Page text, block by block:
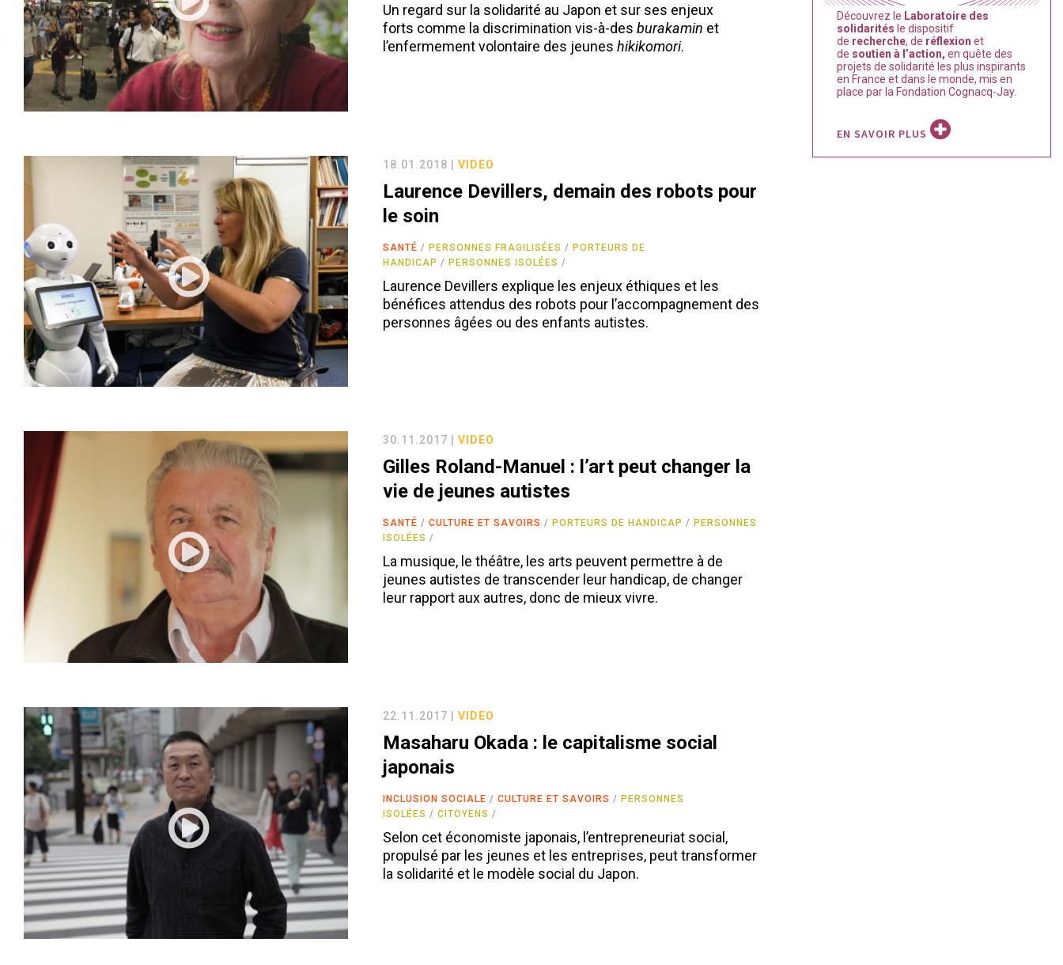
Un regard sur la solidarité au Japon et sur ses enjeux
forts comme la discrimination vis-à-desburakamin et
l’enfermement volontaire des jeuneshikikomori.
18.01.2018 |VIDEO
Laurence Devillers, demain des robots pour
le soin
SANTÉ PERSONNES FRAGILISÉES
PORTEURS DE
HANDICAP
PERSONNES ISOLÉES
Laurence Devillers explique les enjeux éthiques et les
bénéfices attendus des robots pour l’accompagnement des
personnes âgées ou des enfants autistes.
30.11.2017 |VIDEO
Gilles Roland-Manuel : l’art peut changer la
vie de jeunes autistes
SANTÉ CULTURE ET SAVOIRS PORTEURS DE HANDICAP
PERSONNES
ISOLÉES
La musique, le théâtre, les arts peuvent permettre à de
jeunes autistes de transcender leur handicap, de changer
leur rapport aux autres, donc de mieux vivre.
22.11.2017 |VIDEO
Masaharu Okada : le capitalisme social
japonais
INCLUSION SOCIALE CULTURE ET SAVOIRS
PERSONNES
ISOLÉES
CITOYENS
Selon cet économiste japonais, l’entrepreneuriat social,
propulsé par les jeunes et les entreprises, peut transformer
la solidarité et le modèle social du Japon.
Découvrez le Laboratoire des
solidarités le dispositif
de recherche, de réflexion et
de soutien à l’action, en quête des
projets de solidarité les plus inspirants
en France et dans le monde, mis en
place par la Fondation Cognacq-Jay.
EN SAVOIR PLUS